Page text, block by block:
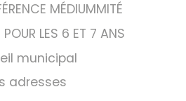
MÉDIUMMITÉ
LES 6 ET 7 ANS
municipal
adresses